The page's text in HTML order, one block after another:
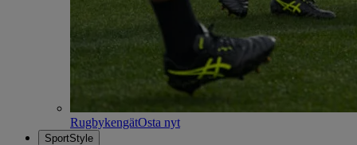
RugbykengätOsta nyt
SportStyle